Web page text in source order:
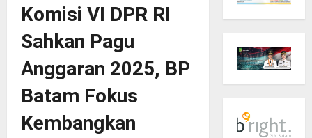
Komisi VI DPR RI
Sahkan Pagu
Anggaran 2025, BP
Batam Fokus
Kembangkan